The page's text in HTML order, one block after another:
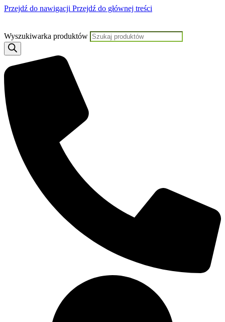
Przejdź do nawigacji Przejdź do głównej treści
Wyszukiwarka produktów